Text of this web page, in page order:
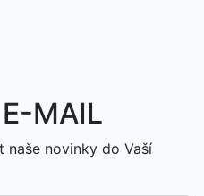
MAIL
naše novinky do Vaší